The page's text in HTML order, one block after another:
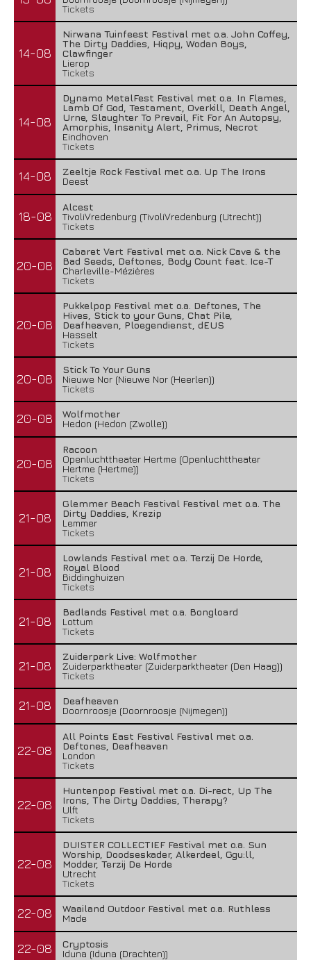
Tickets
14-08
Nirwana Tuinfeest Festival met o.a. John Coffey,
The Dirty Daddies, Hiqpy, Wodan Boys,
Clawfinger
Lierop
Tickets
14-08
Dynamo MetalFest Festival met o.a. In Flames,
Lamb Of God, Testament, Overkill, Death Angel,
Urne, Slaughter To Prevail, Fit For An Autopsy,
Amorphis, Insanity Alert, Primus, Necrot
Eindhoven
Tickets
14-08
Zeeltje Rock Festival met o.a. Up The Irons
Deest
18-08
Alcest
TivoliVredenburg (TivoliVredenburg (Utrecht))
Tickets
20-08
Cabaret Vert Festival met o.a. Nick Cave & the
Bad Seeds, Deftones, Body Count feat. Ice-T
Charleville-Mézières
Tickets
20-08
Pukkelpop Festival met o.a. Deftones, The
Hives, Stick to your Guns, Chat Pile,
Deafheaven, Ploegendienst, dEUS
Hasselt
Tickets
20-08
Stick To Your Guns
Nieuwe Nor (Nieuwe Nor (Heerlen))
Tickets
20-08
Wolfmother
Hedon (Hedon (Zwolle))
20-08
Racoon
Openluchttheater Hertme (Openluchttheater
Hertme (Hertme))
Tickets
21-08
Glemmer Beach Festival Festival met o.a. The
Dirty Daddies, Krezip
Lemmer
Tickets
21-08
Lowlands Festival met o.a. Terzij De Horde,
Royal Blood
Biddinghuizen
Tickets
21-08
Badlands Festival met o.a. Bongloard
Lottum
Tickets
21-08
Zuiderpark Live: Wolfmother
Zuiderparktheater (Zuiderparktheater (Den Haag))
Tickets
21-08
Deafheaven
Doornroosje (Doornroosje (Nijmegen))
22-08
All Points East Festival Festival met o.a.
Deftones, Deafheaven
London
Tickets
22-08
Huntenpop Festival met o.a. Di-rect, Up The
Irons, The Dirty Daddies, Therapy?
Ulft
Tickets
22-08
DUISTER COLLECTIEF Festival met o.a. Sun
Worship, Doodseskader, Alkerdeel, Ggu:ll,
Modder, Terzij De Horde
Utrecht
Tickets
22-08
Waailand Outdoor Festival met o.a. Ruthless
Made
22-08
Cryptosis
Iduna (Iduna (Drachten))